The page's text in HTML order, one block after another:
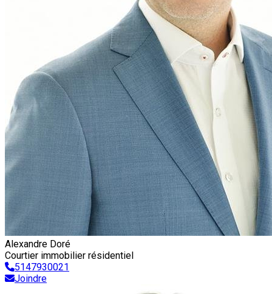
Alexandre Doré
Courtier immobilier résidentiel
5147930021
Joindre